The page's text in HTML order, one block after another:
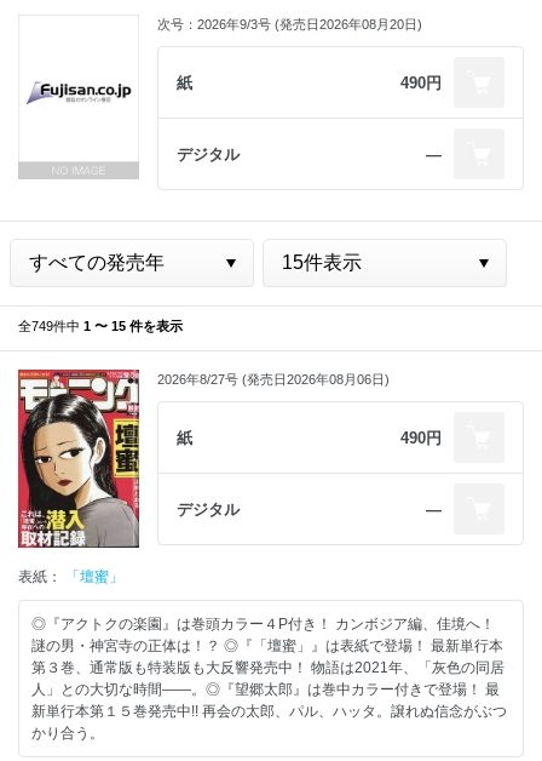
次号：2026年9/3号 (発売日2026年08月20日)
紙 490円
デジタル ―
全749件中 1 〜 15 件を表示
2026年8/27号 (発売日2026年08月06日)
紙 490円
デジタル ―
表紙： 「壇蜜」
◎『アクトクの楽園』は巻頭カラー４P付き！ カンボジア編、佳境へ！
謎の男・神宮寺の正体は！？ ◎『「壇蜜」』は表紙で登場！ 最新単行本
第３巻、通常版も特装版も大反響発売中！ 物語は2021年、「灰色の同居
人」との大切な時間――。◎『望郷太郎』は巻中カラー付きで登場！ 最
新単行本第１５巻発売中!! 再会の太郎、パル、ハッタ。譲れぬ信念がぶつ
かり合う。